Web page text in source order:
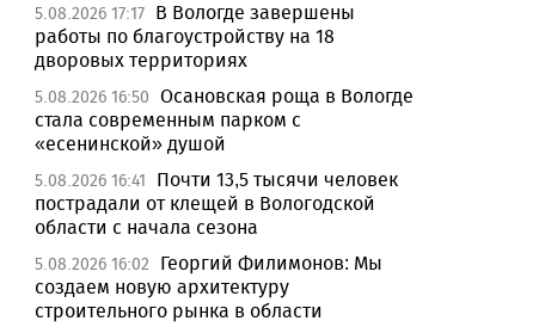
5.08.2026 17:17 В Вологде завершены
работы по благоустройству на 18
дворовых территориях
5.08.2026 16:50 Осановская роща в Вологде
стала современным парком с
«есенинской» душой
5.08.2026 16:41
Почти 13,5 тысячи человек
пострадали от клещей в Вологодской
области с начала сезона
5.08.2026 16:02
Георгий Филимонов: Мы
создаем новую архитектуру
строительного рынка в области